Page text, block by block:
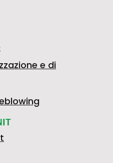
e di